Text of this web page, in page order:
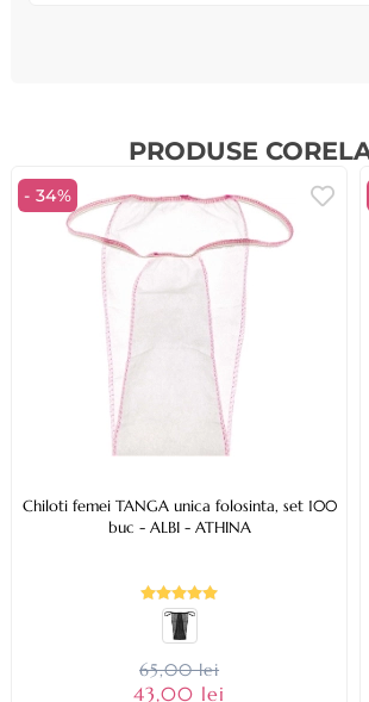
PRODUSE
- 34%
Chiloti femei TANGA unica folosinta, set 100
buc - ALBI - ATHINA
65,00 lei
43,00 lei